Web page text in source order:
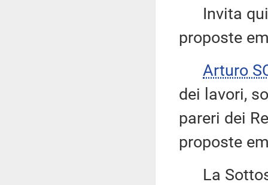
Invita
proposte
Arturo
dei lavori,
pareri dei
proposte
La